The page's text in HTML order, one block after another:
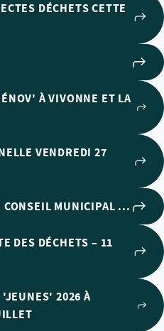
DÉCHETS CETTE
À VIVONNE ET LA
VENDREDI 27
MUNICIPAL ...
DES DÉCHETS – 11
'JEUNES' 2026 À